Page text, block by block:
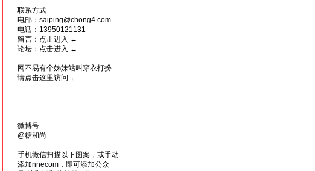
联系方式
电邮：saiping@chong4.com
电话：13950121131
留言： 点击进入 ←
论坛： 点击进入 ←
网不易有个姊妹站叫穿衣打扮
请点击这里访问 ←
微博号
@糖和尚
手机微信扫描以下图案，或手动
添加nnecom，即可添加公众